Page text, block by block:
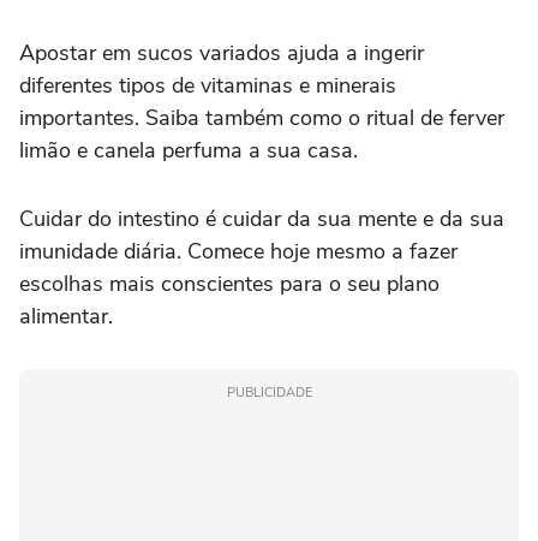
Apostar em sucos variados ajuda a ingerir
diferentes tipos de vitaminas e minerais
importantes. Saiba também como o ritual de ferver
limão e canela perfuma a sua casa.
Cuidar do intestino é cuidar da sua mente e da sua
imunidade diária. Comece hoje mesmo a fazer
escolhas mais conscientes para o seu plano
alimentar.
PUBLICIDADE